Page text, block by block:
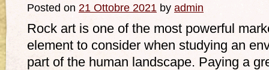
Posted on 21 Ottobre 2021 by admin
Rock art is one of the most powerful
element to consider when studying an
part of the human landscape. Paying a